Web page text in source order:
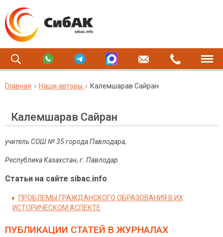
Главная Наши авторы Калемшарав Сайран
Калемшарав Сайран
учитель СОШ № 35 города Павлодара,
Республика Казахстан, г. Павлодар
Статьи на сайте sibac.info
ПРОБЛЕМЫ ГРАЖДАНСКОГО ОБРАЗОВАНИЯ В ИХ
ИСТОРИЧЕСКОМ АСПЕКТЕ
ПУБЛИКАЦИИ СТАТЕЙ В ЖУРНАЛАХ